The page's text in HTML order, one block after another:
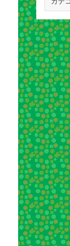
ゴ
リ
ー